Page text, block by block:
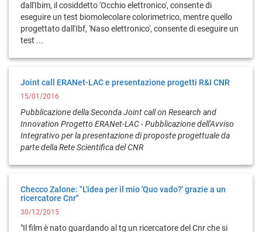
dall'Ibim, il cosiddetto 'Occhio elettronico', consente di
eseguire un test biomolecolare colorimetrico, mentre quello
progettato dall'Ibf, 'Naso elettronico', consente di eseguire un
test ...
Joint call ERANet-LAC e presentazione progetti R&I CNR
15/01/2016
Pubblicazione della Seconda Joint call on Research and
Innovation Progetto ERANet-LAC - Pubblicazione dell'Avviso
Integrativo per la presentazione di proposte progettuale da
parte della Rete Scientifica del CNR
Checco Zalone: "L'idea per il mio 'Quo vado?' grazie a un
ricercatore Cnr"
30/12/2015
"Il film è nato guardando al tg un ricercatore del Cnr che si